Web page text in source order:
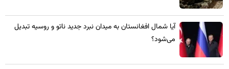
​آیا شمال افغانستان به میدان نبرد جدید ناتو و روسیه تبدیل
می‌شود؟